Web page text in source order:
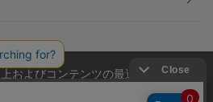
およびコンテンツの最適な提供、ト
てCookieを使用しています。